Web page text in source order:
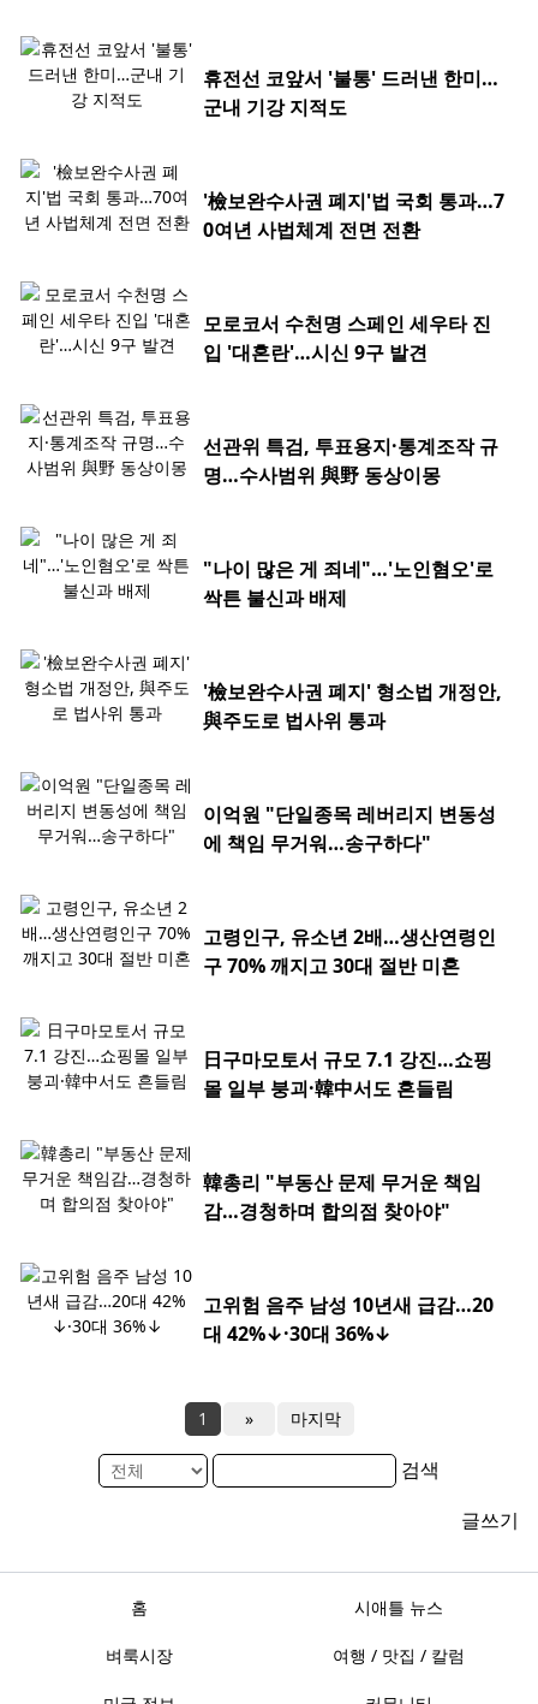
휴전선 코앞서 '불통' 드러낸 한미…
군내 기강 지적도
'檢보완수사권 폐지'법 국회 통과…7
0여년 사법체계 전면 전환
모로코서 수천명 스페인 세우타 진
입 '대혼란'…시신 9구 발견
선관위 특검, 투표용지·통계조작 규
명…수사범위 與野 동상이몽
"나이 많은 게 죄네"…'노인혐오'로
싹튼 불신과 배제
'檢보완수사권 폐지' 형소법 개정안,
與주도로 법사위 통과
이억원 "단일종목 레버리지 변동성
에 책임 무거워…송구하다"
고령인구, 유소년 2배…생산연령인
구 70% 깨지고 30대 절반 미혼
日구마모토서 규모 7.1 강진…쇼핑
몰 일부 붕괴·韓中서도 흔들림
韓총리 "부동산 문제 무거운 책임
감…경청하며 합의점 찾아야"
고위험 음주 남성 10년새 급감…20
대 42%↓·30대 36%↓
1 » 마지막
검색
글쓰기
홈 시애틀 뉴스
벼룩시장 여행 / 맛집 / 칼럼